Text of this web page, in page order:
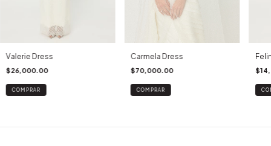
Valerie Dress
$26,000.00
COMPRAR
Carmela Dress
$70,000.00
COMPRAR